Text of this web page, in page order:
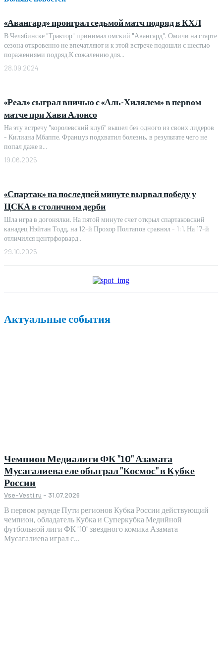
«Авангард» проиграл седьмой матч подряд в КХЛ
В Челябинске "Трактор" принимал омский "Авангард". Омичи на старте
сезона откровенно не впечатляют и к этой встрече подошли с шестью
поражениями подряд.К сожалению для...
28.09.2024
«Реал» сыграл вничью с «Аль-Хилялем» в первом
матче при Хави Алонсо
На эту встречу "королевский клуб" вышел без одного из своих лидеров
- Килиана Мбаппе. Француз подхватил болезнь, в результате чего не
попал даже в...
19.06.2025
«Спартак» на последней минуте вырвал победу у
ЦСКА в столичном дерби
Шла игра в догонялки. На пятой минуте счет открыл спартаковский
канадец Нэйтан Тодд, на 12-й Прохор Полтапов сравнял - 1:1. На 17-й
отличился центрфорвард...
29.10.2025
Актуальные события
Чемпион Медиалиги ФК "10" Азамата
Мусагалиева еле обыграл "Космос" в Кубке
России
Vse-Vesti.ru - 31.07.2026
В первом раунде Пути регионов Кубка России действующий
чемпион, обладатель Кубка и Суперкубка Медийной
футбольной лиги ФК "10" звездного комика Азамата
Мусагалиева играл с...